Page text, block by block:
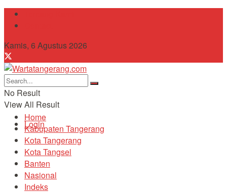
Kamis, 6 Agustus 2026
No Result
View All Result
Login
Home
Kabupaten Tangerang
Kota Tangerang
Kota Tangsel
Banten
Nasional
Indeks